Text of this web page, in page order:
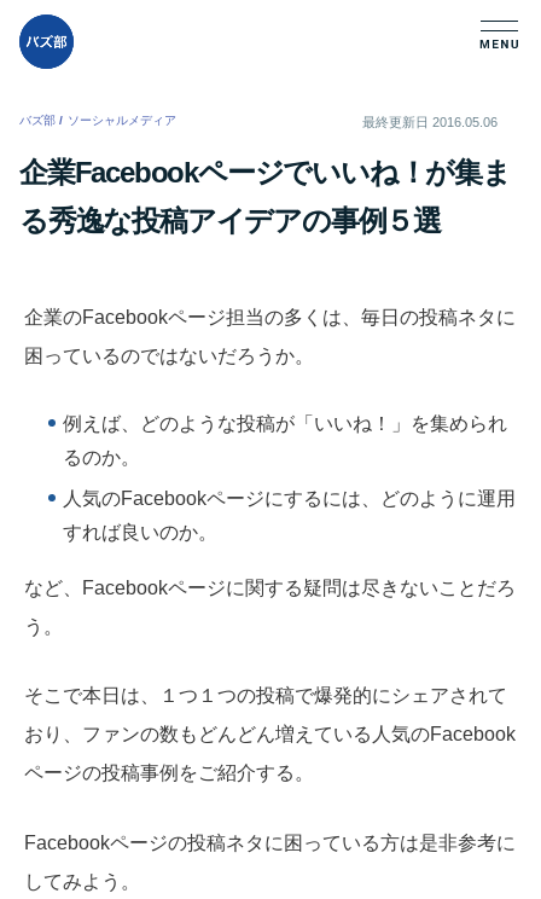
バズ部 / ソーシャルメディア 最終更新日 2016.05.06
企業Facebookページでいいね！が集ま
る秀逸な投稿アイデアの事例５選
企業のFacebookページ担当の多くは、毎日の投稿ネタに
困っているのではないだろうか。
例えば、どのような投稿が「いいね！」を集められ
るのか。
人気のFacebookページにするには、どのように運用
すれば良いのか。
など、Facebookページに関する疑問は尽きないことだろ
う。
そこで本日は、１つ１つの投稿で爆発的にシェアされて
おり、ファンの数もどんどん増えている人気のFacebook
ページの投稿事例をご紹介する。
Facebookページの投稿ネタに困っている方は是非参考に
してみよう。